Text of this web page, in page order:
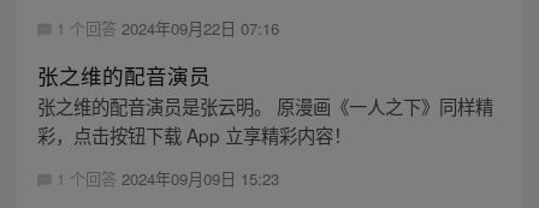
1 个回答 2024年09月22日 07:16
张之维的配音演员
张之维的配音演员是张云明。 原漫画《一人之下》同样精
彩，点击按钮下载 App 立享精彩内容！
1 个回答 2024年09月09日 15:23